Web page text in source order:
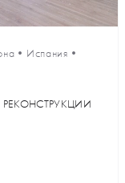
• Испания •